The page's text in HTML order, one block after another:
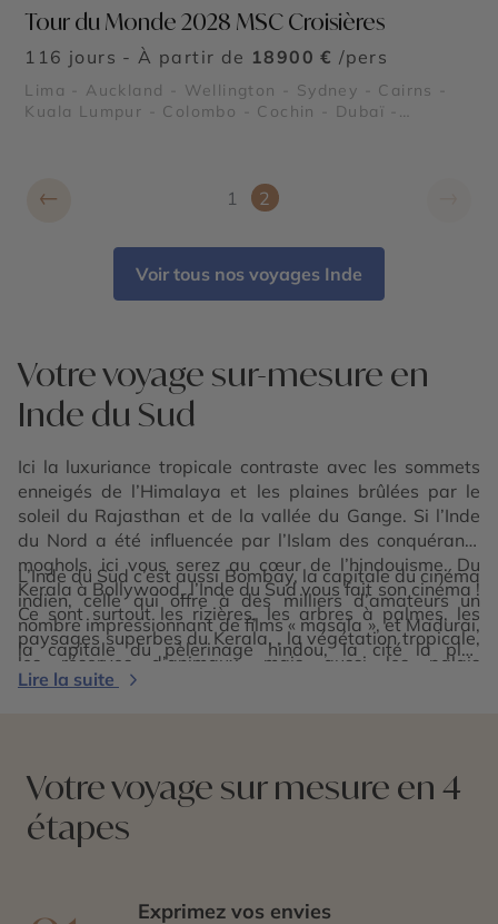
Tour du Monde 2028 MSC Croisières
116 jours - À partir de 18900 € /pers
Lima - Auckland - Wellington - Sydney - Cairns -
Kuala Lumpur - Colombo - Cochin - Dubaï -
← 1 2
Voir tous nos voyages Inde
Votre voyage sur-mesure en
Inde du Sud
Ici la luxuriance tropicale contraste avec les sommets
enneigés de l’Himalaya et les plaines brûlées par le
soleil du Rajasthan et de la vallée du Gange. Si l’Inde
du Nord a été influencée par l’Islam des conquérants
moghols, ici vous serez au cœur de l’hindouisme. Du
Kerala à Bollywood, l’Inde du Sud vous fait son cinéma !
Ce sont surtout les rizières, les arbres à palmes, les
paysages superbes du Kerala, , la végétation tropicale,
les réserves d’animaux, mais aussi les palais
dravidiens, les éléphants, les plages à perte de vue, et
L’Inde du Sud c’est aussi Bombay, la capitale du cinéma
indien, celle qui offre à des milliers d’amateurs un
nombre impressionnant de films « masala », et Madurai,
la capitale du pèlerinage hindou, la cité la plus
ancienne et la plus sainte du Sud, qui renferme l’un des
Lire la suite
Votre voyage sur mesure en 4
étapes
Exprimez vos envies